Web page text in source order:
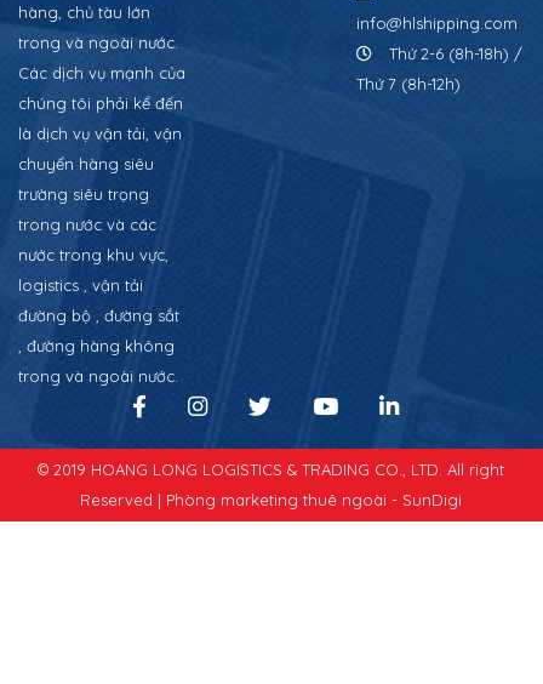
hàng, chủ tàu lớn
trong và ngoài nước.
Các dịch vụ mạnh của
chúng tôi phải kể đến
là dịch vụ vận tải, vận
chuyển hàng siêu
trường siêu trọng
trong nước và các
nước trong khu vực,
logistics , vận tải
đường bộ , đường sắt
, đường hàng không
trong và ngoài nước.
info@hlshipping.com
Thứ 2-6 (8h-18h) /
Thứ 7 (8h-12h)
© 2019 HOANG LONG LOGISTICS & TRADING CO., LTD. All right
Reserved | Phòng marketing thuê ngoài - SunDigi